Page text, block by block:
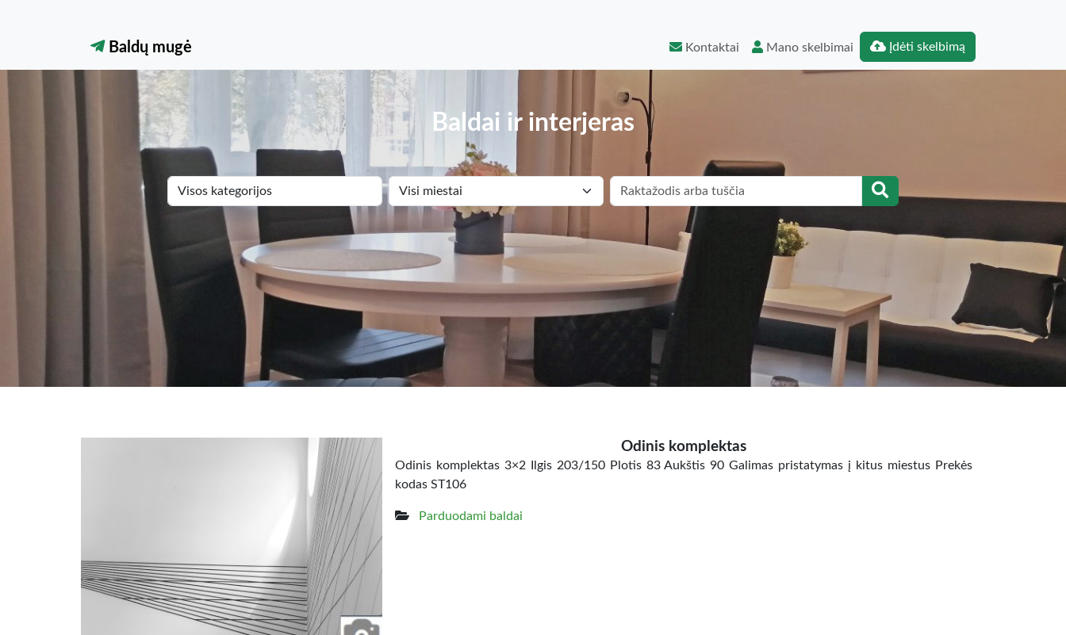
Baldų mugė Kontaktai Mano skelbimai Įdėti skelbimą
Baldai ir interjeras
Odinis komplektas
Odinis komplektas 3×2 Ilgis 203/150 Plotis 83 Aukštis 90 Galimas pristatymas į kitus miestus Prekės
kodas ST106
Parduodami baldai